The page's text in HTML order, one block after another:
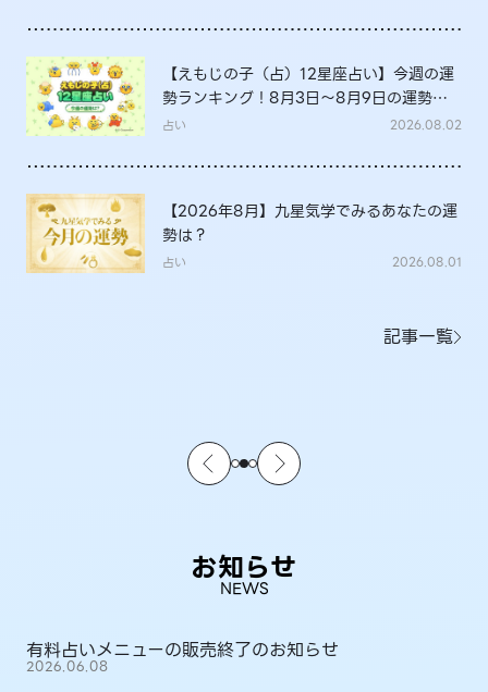
【えもじの子（占）12星座占い】今週の運
勢ランキング！8月3日～8月9日の運勢
は？
占い 2026.08.02
【2026年8月】九星気学でみるあなたの運
勢は？
占い 2026.08.01
記事一覧
お知らせ
NEWS
有料占いメニューの販売終了のお知らせ
2026.06.08